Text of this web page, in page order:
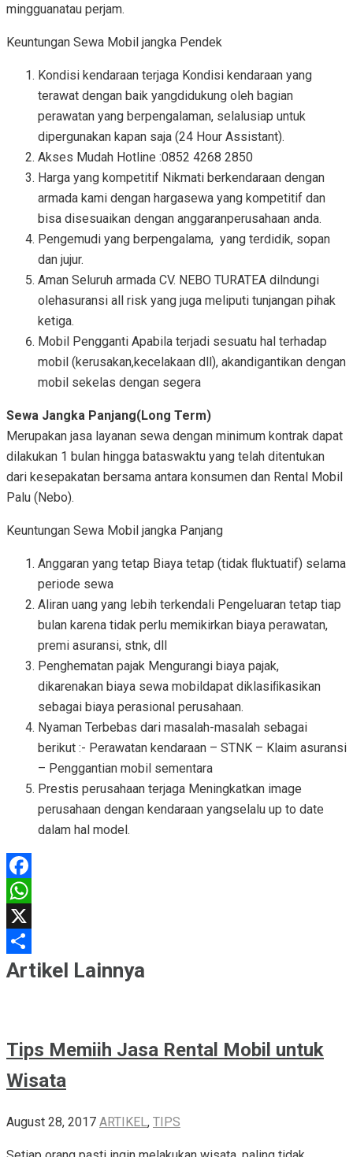
mingguanatau perjam.
Keuntungan Sewa Mobil jangka Pendek
Kondisi kendaraan terjaga Kondisi kendaraan yang
terawat dengan baik yangdidukung oleh bagian
perawatan yang berpengalaman, selalusiap untuk
dipergunakan kapan saja (24 Hour Assistant).
Akses Mudah Hotline :0852 4268 2850
Harga yang kompetitif Nikmati berkendaraan dengan
armada kami dengan hargasewa yang kompetitif dan
bisa disesuaikan dengan anggaranperusahaan anda.
Pengemudi yang berpengalama, yang terdidik, sopan
dan jujur.
Aman Seluruh armada CV. NEBO TURATEA dilndungi
olehasuransi all risk yang juga meliputi tunjangan pihak
ketiga.
Mobil Pengganti Apabila terjadi sesuatu hal terhadap
mobil (kerusakan,kecelakaan dll), akandigantikan dengan
mobil sekelas dengan segera
Sewa Jangka Panjang(Long Term)
Merupakan jasa layanan sewa dengan minimum kontrak dapat
dilakukan 1 bulan hingga bataswaktu yang telah ditentukan
dari kesepakatan bersama antara konsumen dan Rental Mobil
Palu (Nebo).
Keuntungan Sewa Mobil jangka Panjang
Anggaran yang tetap Biaya tetap (tidak ﬂuktuatif) selama
periode sewa
Aliran uang yang lebih terkendali Pengeluaran tetap tiap
bulan karena tidak perlu memikirkan biaya perawatan,
premi asuransi, stnk, dll
Penghematan pajak Mengurangi biaya pajak,
dikarenakan biaya sewa mobildapat diklasiﬁkasikan
sebagai biaya perasional perusahaan.
Nyaman Terbebas dari masalah-masalah sebagai
berikut :- Perawatan kendaraan – STNK – Klaim asuransi
– Penggantian mobil sementara
Prestis perusahaan terjaga Meningkatkan image
perusahaan dengan kendaraan yangselalu up to date
dalam hal model.
Facebook
WhatsApp
X
Share
Artikel Lainnya
Tips Memiih Jasa Rental Mobil untuk
Wisata
August 28, 2017 ARTIKEL, TIPS